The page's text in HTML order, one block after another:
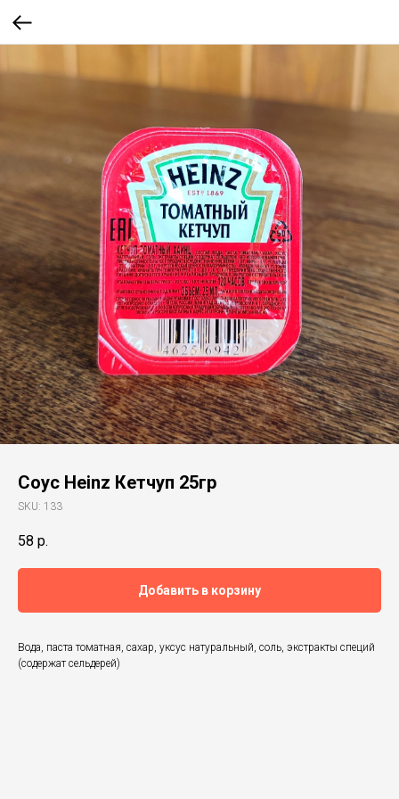
Соус Heinz Кетчуп 25гр
SKU: 133
58 р.
Добавить в корзину
Вода, паста томатная, сахар, уксус натуральный, соль, экстракты специй
(содержат сельдерей)